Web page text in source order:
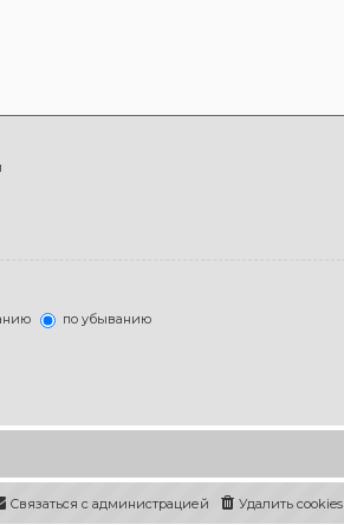
по убыванию
Удалить cookies
Связаться с администрацией